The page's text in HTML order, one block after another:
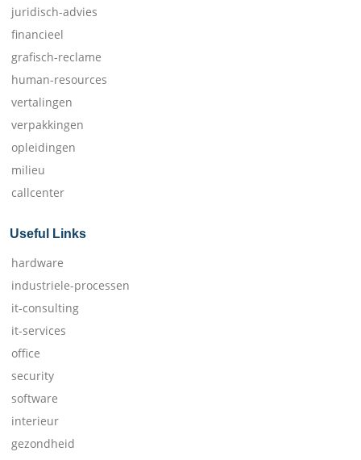
juridisch-advies
financieel
grafisch-reclame
human-resources
vertalingen
verpakkingen
opleidingen
milieu
callcenter
Useful Links
hardware
industriele-processen
it-consulting
it-services
office
security
software
interieur
gezondheid